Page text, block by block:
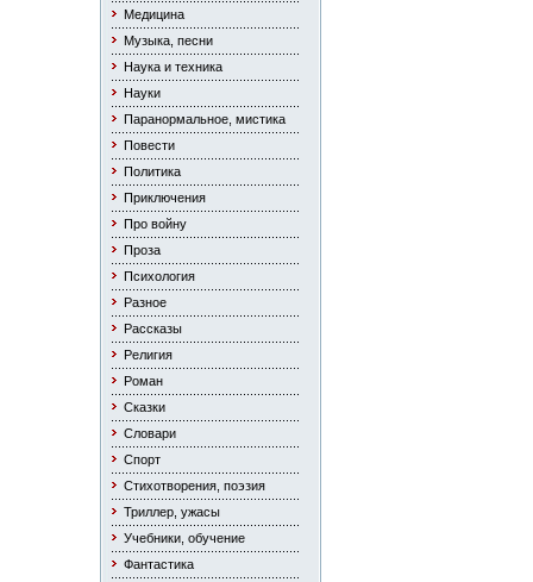
Медицина
Музыка, песни
Наука и техника
Науки
Паранормальное, мистика
Повести
Политика
Приключения
Про войну
Проза
Психология
Разное
Рассказы
Религия
Роман
Сказки
Словари
Спорт
Стихотворения, поэзия
Триллер, ужасы
Учебники, обучение
Фантастика